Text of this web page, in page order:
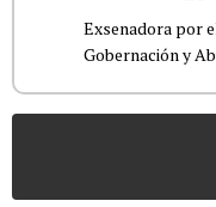
Exsenadora por
Gobernación y